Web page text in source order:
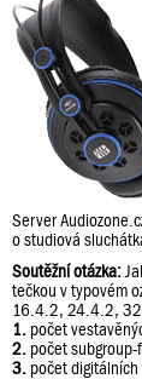
Server
o studiová
Soutěžní otázka:
tečkou v typovém
16.4.2, 24.4.2,
1. počet
2. počet
3. počet digitálních